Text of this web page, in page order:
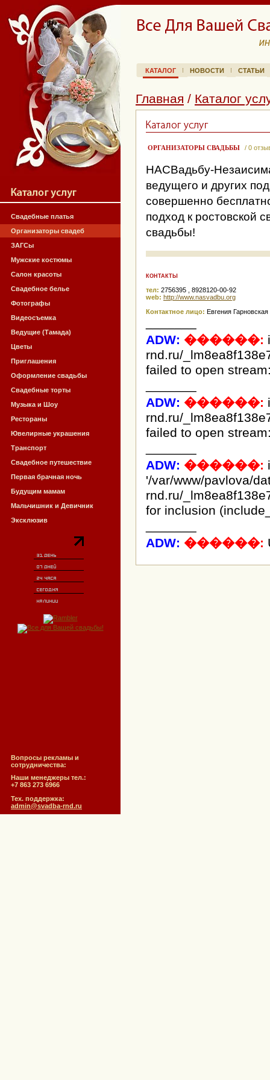
Свадебные платья
Организаторы свадеб
ЗАГСы
Мужские костюмы
Салон красоты
Свадебное белье
Фотографы
Видеосъемка
Ведущие (Тамада)
Цветы
Приглашения
Оформление свадьбы
Свадебные торты
Музыка и Шоу
Рестораны
Ювелирные украшения
Транспорт
Свадебное путешествие
Первая брачная ночь
Будущим мамам
Мальчишник и Девичник
Эксклюзив
Вопросы рекламы и
сотрудничества:
Наши менеджеры тел.:
+7 863 273 6966
Тех. поддержка:
admin@svadba-rnd.ru
КАТАЛОГ НОВОСТИ СТАТЬИ
Главная / Каталог
ОРГАНИЗАТОРЫ СВАДЬБЫ / 0
НАСВадьбу-
ведущего и других
совершенно
подход к ростовской
свадьбы!
КОНТАКТЫ
тел: 2756395 , 8928120-00-92
web: http://www.nasvadbu.org
Контактное лицо: Евгения Гарновская
ADW: ������:
rnd.ru/
failed to open
ADW: ������:
rnd.ru/
failed to open
ADW: ������:
'/var/www/pavlova/
rnd.ru/
for inclusion
ADW: ������: